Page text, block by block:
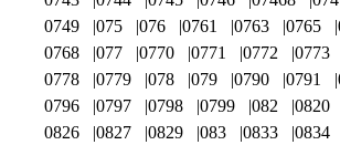
0749
075 076 0761 0763 0765
0768
077 0770 0771 0772 0773
0778
0779 078 079 0790 0791
0796
0797 0798 0799 082 0820
0826
0827 0829 083 0833 0834